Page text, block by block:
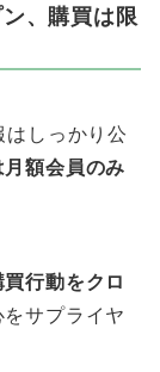
、購買は限
しっかり公
額会員のみ
買行動をクロ
サプライヤ